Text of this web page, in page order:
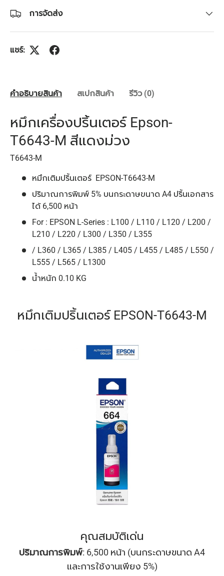
การจัดส่ง
แชร์:
คำอธิบายสินค้า สเปกสินค้า รีวิว (0)
หมึกเครื่องปริ้นเตอร์ Epson-
T6643-M สีแดงม่วง
T6643-M
หมึกเติมปริ้นเตอร์ EPSON-T6643-M
ปริมาณการพิมพ์ 5% บนกระดาษขนาด A4 ปริ้นเอกสาร
ได้ 6,500 หน้า
For : EPSON L-Series : L100 / L110 / L120 / L200 /
L210 / L220 / L300 / L350 / L355
/ L360 / L365 / L385 / L405 / L455 / L485 / L550 /
L555 / L565 / L1300
น้ำหนัก 0.10 KG
หมึกเติมปริ้นเตอร์ EPSON-T6643-M
คุณสมบัติเด่น
ปริมาณการพิมพ์: 6,500 หน้า (บนกระดาษขนาด A4
และการใช้งานเพียง 5%)